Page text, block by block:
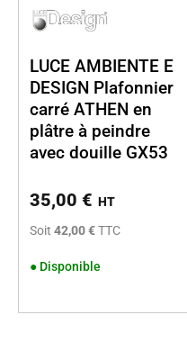
LUCE AMBIENTE E
DESIGN Plafonnier
carré ATHEN en
plâtre à peindre
avec douille GX53
35,00 € HT
Soit 42,00 €TTC
● Disponible